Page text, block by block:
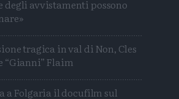
degli avvistamenti possono
tragica in val di Non, Cles
“Gianni” Flaim